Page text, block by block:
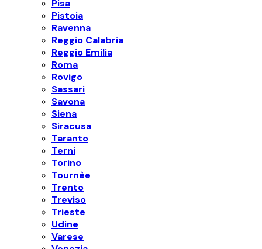
Pisa
Pistoia
Ravenna
Reggio Calabria
Reggio Emilia
Roma
Rovigo
Sassari
Savona
Siena
Siracusa
Taranto
Terni
Torino
Tournèe
Trento
Treviso
Trieste
Udine
Varese